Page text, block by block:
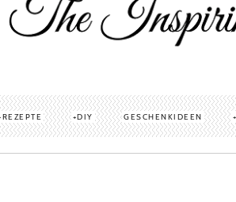
REZEPTE DIY GESCHENKIDEEN